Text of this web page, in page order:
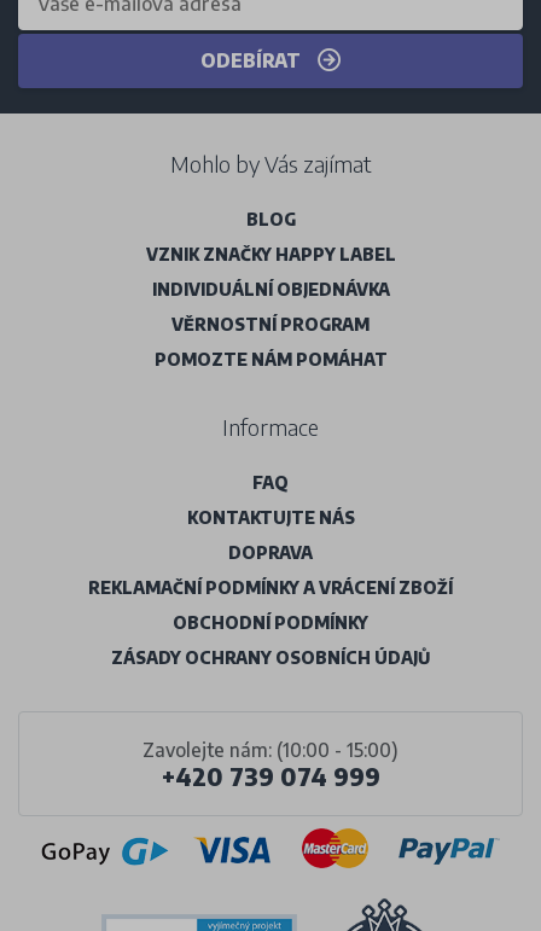
ODEBÍRAT
Zavolejte nám: (10:00 - 15:00)
+420 739 074 999
Mohlo by Vás zajímat
BLOG
VZNIK ZNAČKY HAPPY LABEL
INDIVIDUÁLNÍ OBJEDNÁVKA
VĚRNOSTNÍ PROGRAM
POMOZTE NÁM POMÁHAT
Informace
FAQ
KONTAKTUJTE NÁS
DOPRAVA
REKLAMAČNÍ PODMÍNKY A VRÁCENÍ ZBOŽÍ
OBCHODNÍ PODMÍNKY
ZÁSADY OCHRANY OSOBNÍCH ÚDAJŮ